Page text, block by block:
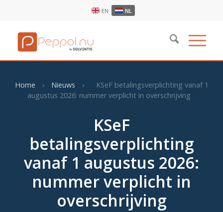
EN NL
Home › Nieuws ›
KSeF betalingsverplichting vanaf 1
augustus 2026: nummer verplicht in overschrijving
KSeF
betalingsverplichting
vanaf 1 augustus 2026:
nummer verplicht in
overschrijving